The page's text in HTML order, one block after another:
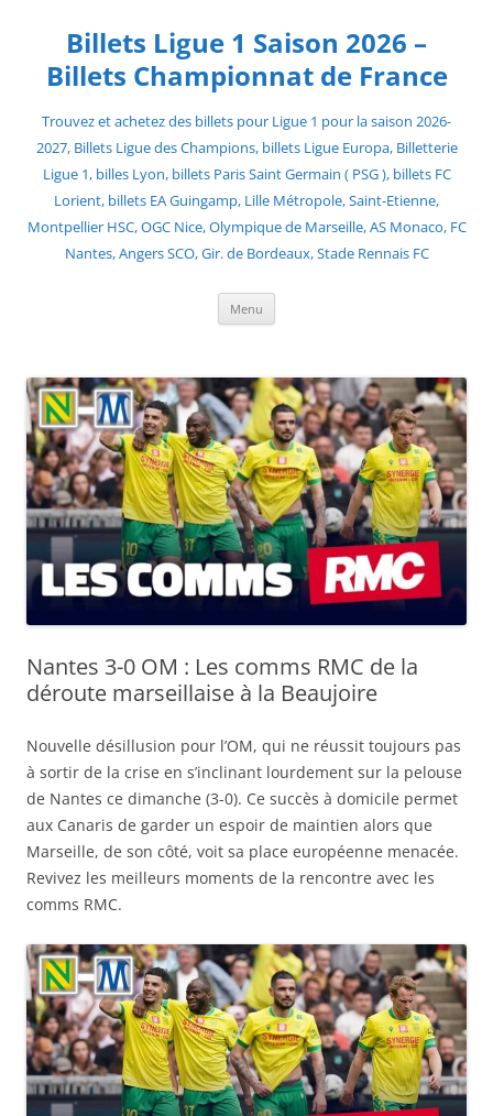
contentBillets Ligue 1 Saison 2026 –
Billets Championnat de France
Trouvez et achetez des billets pour Ligue 1 pour la saison 2026-
2027, Billets Ligue des Champions, billets Ligue Europa, Billetterie
Ligue 1, billes Lyon, billets Paris Saint Germain ( PSG ), billets FC
Lorient, billets EA Guingamp, Lille Métropole, Saint-Etienne,
Montpellier HSC, OGC Nice, Olympique de Marseille, AS Monaco, FC
Nantes, Angers SCO, Gir. de Bordeaux, Stade Rennais FC
Menu
Nantes 3-0 OM : Les comms RMC de la
déroute marseillaise à la Beaujoire
Nouvelle désillusion pour l’OM, qui ne réussit toujours pas
à sortir de la crise en s’inclinant lourdement sur la pelouse
de Nantes ce dimanche (3-0). Ce succès à domicile permet
aux Canaris de garder un espoir de maintien alors que
Marseille, de son côté, voit sa place européenne menacée.
Revivez les meilleurs moments de la rencontre avec les
comms RMC.